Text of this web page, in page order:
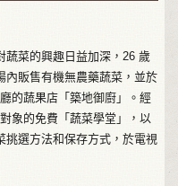
蔬菜的興趣日益加深，26 歲
內販售有機無農藥蔬菜，並於
的蔬果店「築地御廚」。經
象的免費「蔬菜學堂」，以
挑選方法和保存方式，於電視